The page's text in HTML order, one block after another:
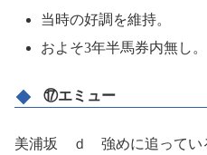
当時の好調を維持。
およそ3年半馬券内無し。
⑰エミュー
美浦坂 ｄ 強めに追ってい